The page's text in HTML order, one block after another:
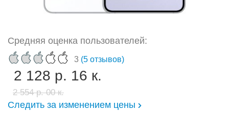
Средняя оценка пользователей:
3 (5 отзывов)
2 128 р. 16 к.
2 554 р. 00 к.
Следить за изменением цены